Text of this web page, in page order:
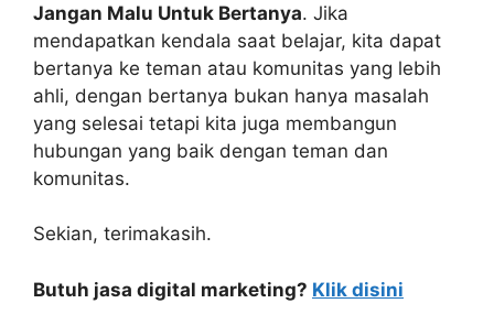
Jangan Malu Untuk Bertanya. Jika
mendapatkan kendala saat belajar, kita dapat
bertanya ke teman atau komunitas yang lebih
ahli, dengan bertanya bukan hanya masalah
yang selesai tetapi kita juga membangun
hubungan yang baik dengan teman dan
komunitas.
Sekian, terimakasih.
Butuh jasa digital marketing? Klik disini